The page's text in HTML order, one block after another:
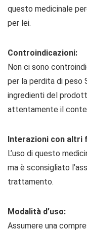
questo medicinale
per lei.
Controindicazioni:
Non ci sono
per la perdita di peso
ingredienti del
attentamente il
Interazioni con altri
L’uso di questo
ma è sconsigliato
trattamento.
Modalità d’uso:
Assumere una